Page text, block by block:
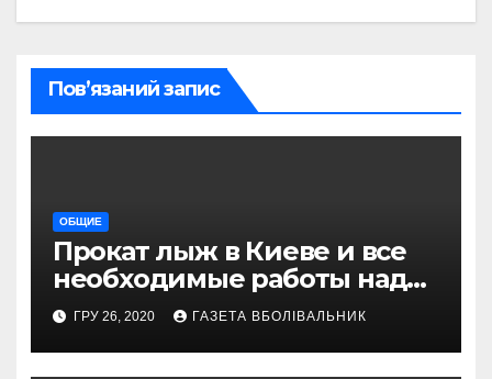
Пов’язаний запис
ОБЩИЕ
Прокат лыж в Киеве и все
необходимые работы над
снаряжением, которое
проводит магазин
«VELOPARK»
ГРУ 26, 2020 ГАЗЕТА ВБОЛІВАЛЬНИК